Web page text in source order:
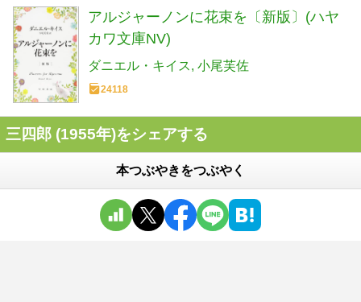
アルジャーノンに花束を〔新版〕(ハヤ
カワ文庫NV)
ダニエル・キイス 小尾芙佐
24118
三四郎 (1955年)をシェアする
本つぶやきをつぶやく